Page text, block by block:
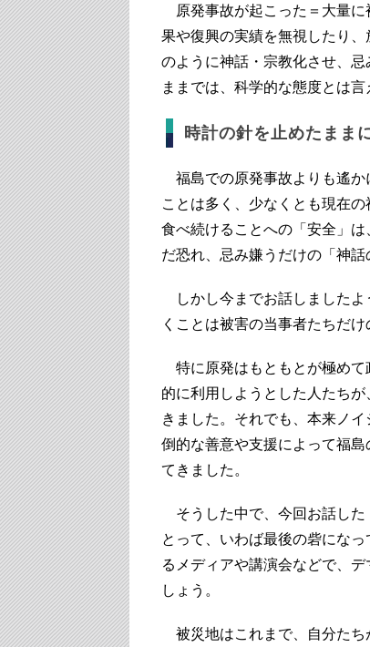
原発事故が起こった＝大量に
果や復興の実績を無視したり
のように神話・宗教化させ、
ままでは、科学的な態度とは
時計の針を止めたまま
福島での原発事故よりも遙か
ことは多く、少なくとも現在
食べ続けることへの「安全」
だ恐れ、忌み嫌うだけの「神
しかし今までお話しましたよ
くことは被害の当事者たちだ
特に原発はもともとが極めて
的に利用しようとした人たち
きました。それでも、本来ノ
倒的な善意や支援によって福
てきました。
そうした中で、今回お話した
とって、いわば最後の砦にな
るメディアや講演会などで、
しょう。
被災地はこれまで、自分たち